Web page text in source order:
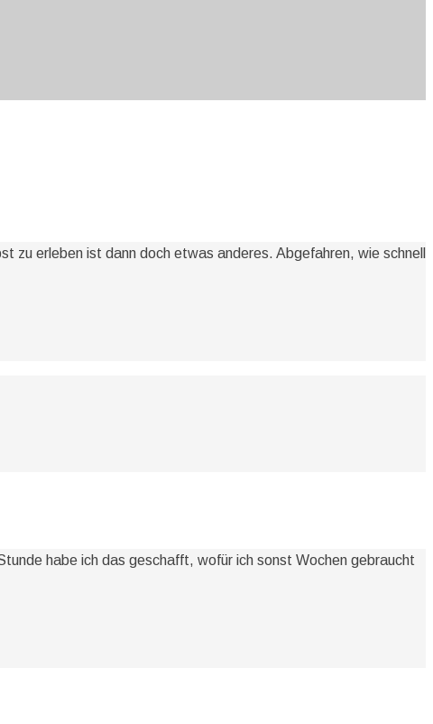
zu erleben ist dann doch etwas anderes. Abgefahren, wie schnell
habe ich das geschafft, wofür ich sonst Wochen gebraucht